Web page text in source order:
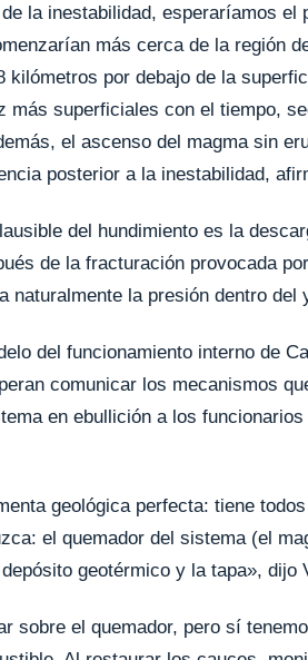
la inestabilidad, esperaríamos el
más cerca de la región
kilómetros por debajo de la
más superficiales con el tiempo,
el ascenso del magma sin
posterior a la inestabilidad,
del hundimiento es la
de la fracturación provocada
naturalmente la presión dentro del
del funcionamiento interno de
comunicar los mecanismos
en ebullición a los
geológica perfecta: tiene
el quemador del sistema (el
geotérmico y la tapa», dijo
sobre el quemador, pero sí